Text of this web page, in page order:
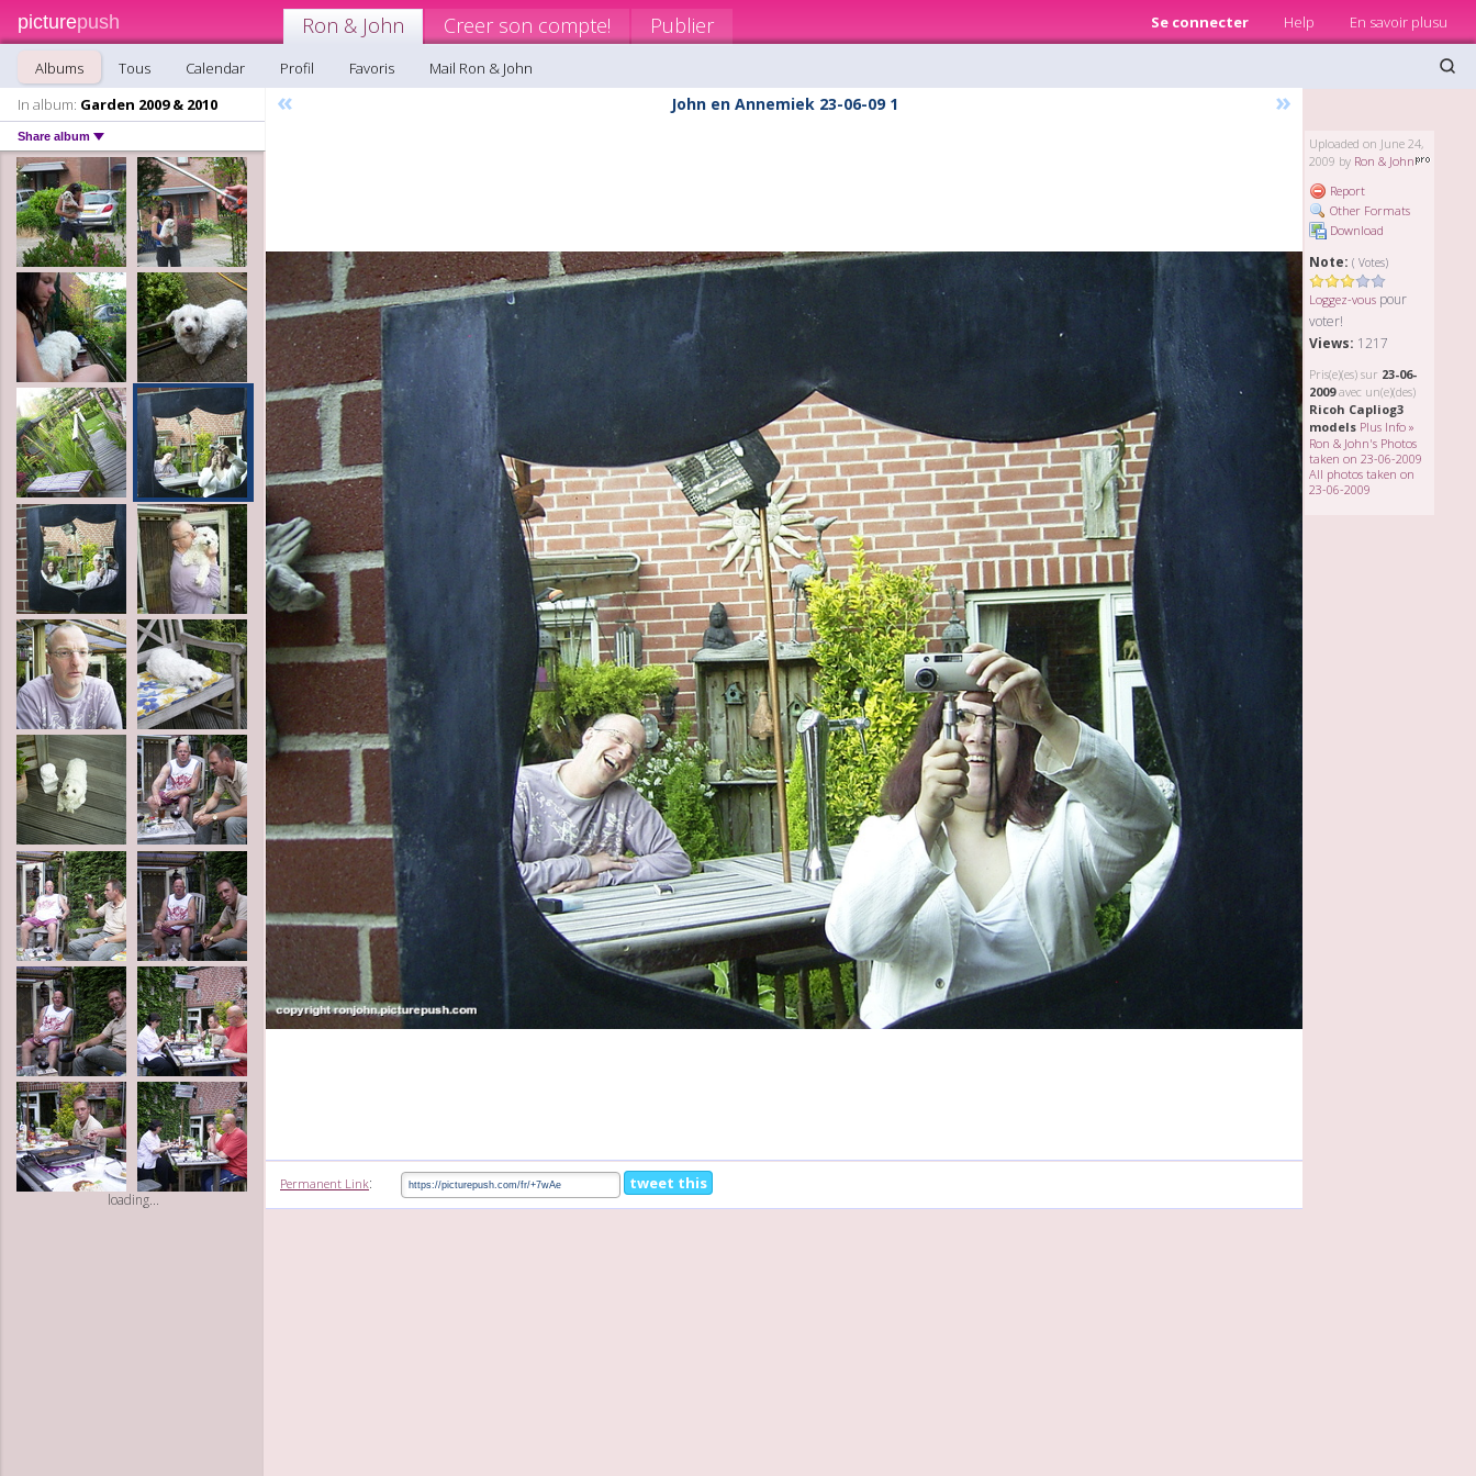
picturepush Se connecter Help En savoir plusu
Ron & John Creer son compte! Publier
Albums Tous Calendar Profil Favoris
Mail Ron & John
In album: Garden 2009 & 2010
Share album
loading...
« John en Annemiek 23-06-09 1 »
Uploaded on June 24,
2009 by Ron & John
Report
Other Formats
Download
Note: ( Votes)
Loggez-vous pour
voter!
Views: 1217
Pris(e)(es) sur 23-06-
2009avec un(e)(des)
Ricoh Capliog3
models Plus Info »
Ron & John's Photos
taken on 23-06-2009
All photos taken on
23-06-2009
Permanent Link: tweet this